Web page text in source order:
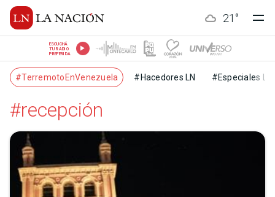
21 °
ESCUCHÁ
TU RADIO
PREFERIDA
#TerremotoEnVenezuela #Hacedores LN #Especiales LN
#recepción